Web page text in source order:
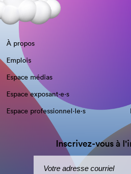
À propos
Emplois
Espace médias
Espace exposant·e⋅s
Espace professionnel·le⋅s
Inscrivez-vous à